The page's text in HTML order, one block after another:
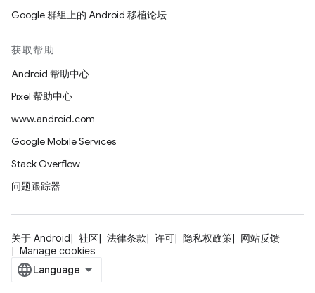
Google 群组上的 Android 移植论坛
获取帮助
Android 帮助中心
Pixel 帮助中心
www.android.com
Google Mobile Services
Stack Overflow
问题跟踪器
关于 Android 社区 法律条款 许可 隐私权政策
网站反馈
Manage cookies